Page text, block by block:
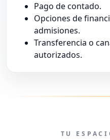
Pago de contado.
Opciones de
admisiones.
Transferencia o
autorizados.
TU